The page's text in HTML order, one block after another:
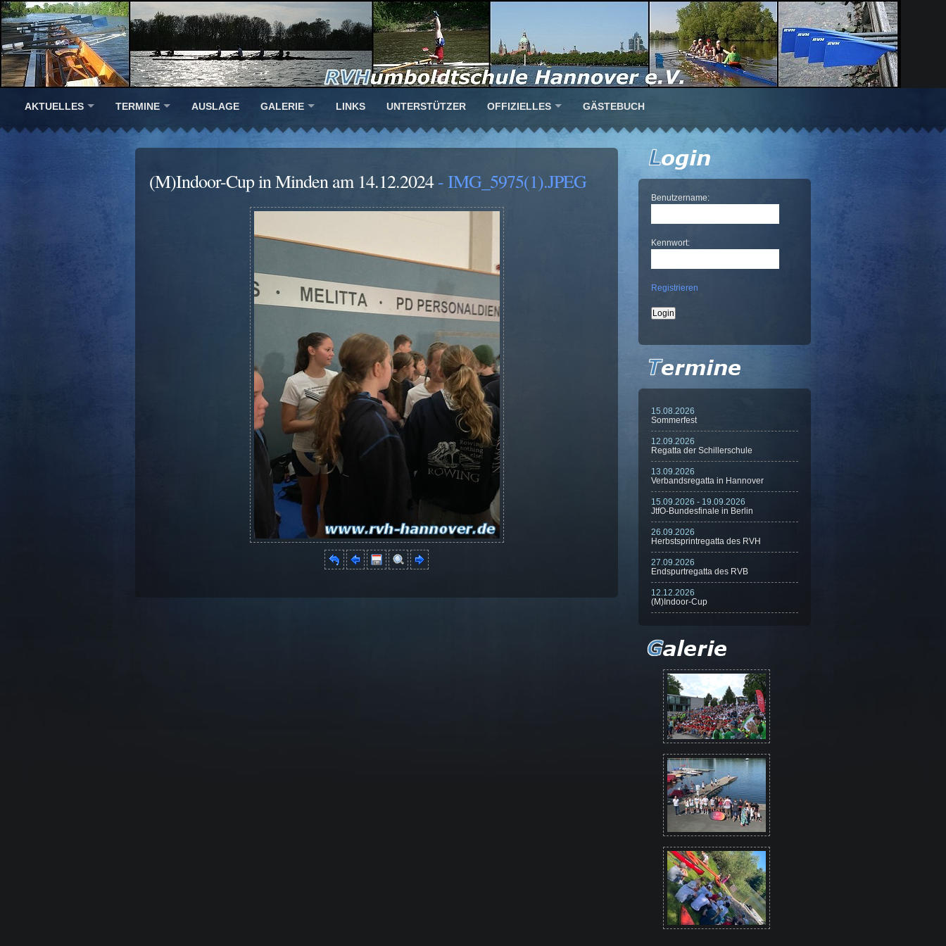
AKTUELLES TERMINE AUSLAGE GALERIE LINKS UNTERSTÜTZER OFFIZIELLES GÄSTEBUCH
(M)Indoor-Cup in Minden am 14.12.2024- IMG_5975(1).JPEG
Benutzername:
Kennwort:
Registrieren
15.08.2026
Sommerfest
12.09.2026
Regatta der Schillerschule
13.09.2026
Verbandsregatta in Hannover
15.09.2026 - 19.09.2026
JtfO-Bundesfinale in Berlin
26.09.2026
Herbstsprintregatta des RVH
27.09.2026
Endspurtregatta des RVB
12.12.2026
(M)Indoor-Cup